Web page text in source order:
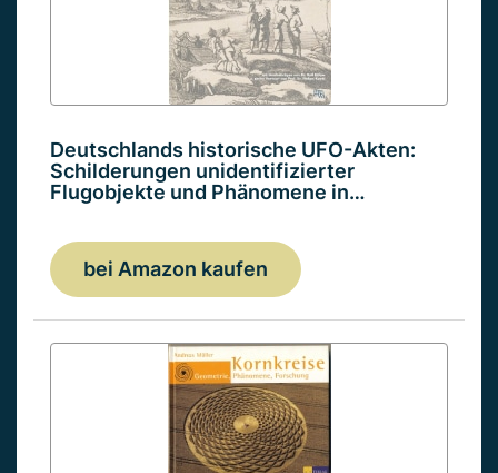
Deutschlands historische UFO-Akten:
Schilderungen unidentifizierter
Flugobjekte und Phänomene in…
bei Amazon kaufen